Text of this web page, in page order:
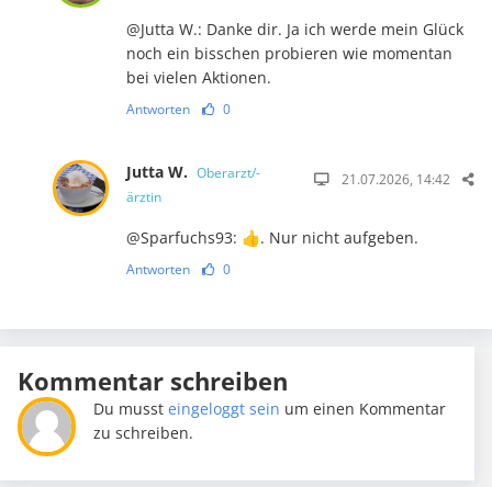
@Jutta W.: Danke dir. Ja ich werde mein Glück
noch ein bisschen probieren wie momentan
bei vielen Aktionen.
Antworten 0
Jutta W. Oberarzt/-
ärztin
21.07.2026, 14:42
@Sparfuchs93: 👍. Nur nicht aufgeben.
Antworten 0
Kommentar schreiben
Du mussteingeloggt sein um einen Kommentar
zu schreiben.